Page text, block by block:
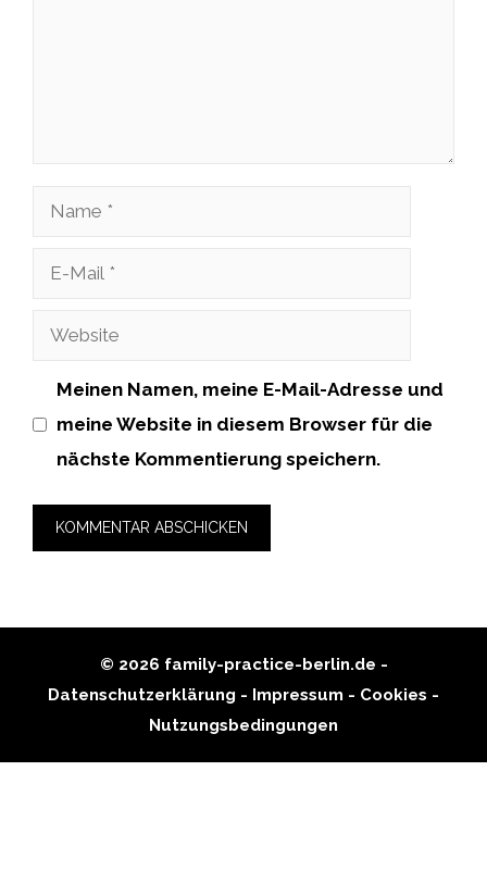
Name
Website
Meinen Namen, meine E-Mail-Adresse und
meine Website in diesem Browser für die
nächste Kommentierung speichern.
© 2026 family-practice-berlin.de -
Datenschutzerklärung - Impressum - Cookies -
Nutzungsbedingungen